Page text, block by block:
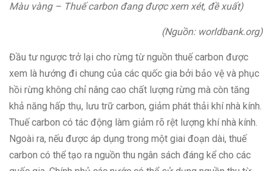
Màu vàng – Thuế carbon đang được xem xét, đề xuất)
(Nguồn: worldbank.org)
Đầu tư ngược trở lại cho rừng từ nguồn thuế carbon được
xem là hướng đi chung của các quốc gia bởi bảo vệ và phục
hồi rừng không chỉ nâng cao chất lượng rừng mà còn tăng
khả năng hấp thụ, lưu trữ carbon, giảm phát thải khí nhà kính.
Thuế carbon có tác động làm giảm rõ rệt lượng khí nhà kính.
Ngoài ra, nếu được áp dụng trong một giai đoạn dài, thuế
carbon có thể tạo ra nguồn thu ngân sách đáng kể cho các